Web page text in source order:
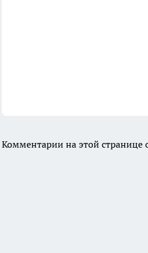
Комментарии на этой странице